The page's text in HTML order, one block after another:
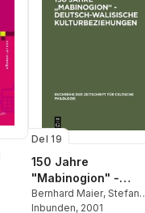
Del 19
150 Jahre
"Mabinogion" -
deutsch-walisische
Kulturbeziehungen
Bernhard Maier, Stefan
Zimmer
Inbunden, 2001